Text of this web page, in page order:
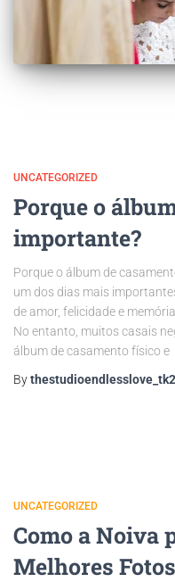
UNCATEGORIZED
Porque o
importante?
Porque o álbum de
um dos dias mais
de amor, felicidade e
No entanto, muitos casais
álbum de casamento físico e
By
UNCATEGORIZED
Como a Noiva
Melhores Fotos